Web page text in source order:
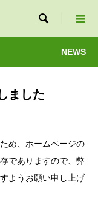

NEWS
ました
め、ホームページの
でありますので、弊
ようお願い申し上げ